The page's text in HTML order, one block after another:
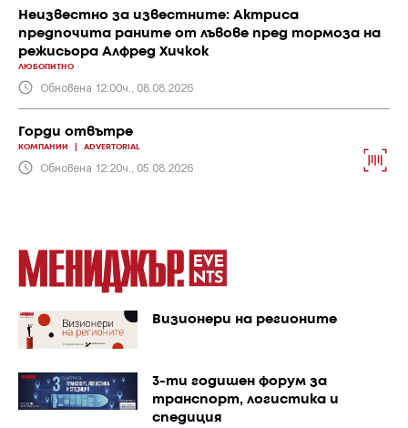
Неизвестно за известните: Актриса
предпочита раните от лъвове пред тормоза на
режисьора Алфред Хичкок
ЛЮБОПИТНО
Обновена 12:00ч., 08.08.2026
Горди отвътре
КОМПАНИИ ADVERTORIAL
Обновена 12:20ч., 05.08.2026
Визионери на регионите
3-ти годишен форум за
транспорт, логистика и
спедиция